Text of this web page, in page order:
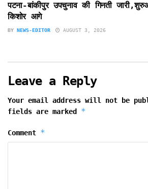
पटना-बांकीपुर उपचुनाव की गिनती
किशोर आगे
BY NEWS-EDITOR AUGUST 3, 2026
Leave a Reply
Your email address will not be
fields are marked *
Comment *